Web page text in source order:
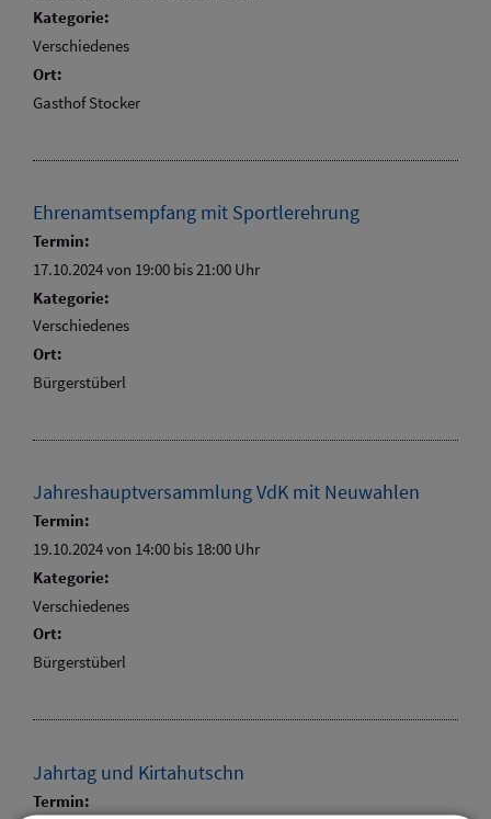
Kategorie:
Verschiedenes
Ort:
Gasthof Stocker
Ehrenamtsempfang mit Sportlerehrung
Termin:
17.10.2024 von 19:00 bis 21:00 Uhr
Kategorie:
Verschiedenes
Ort:
Bürgerstüberl
Jahreshauptversammlung VdK mit Neuwahlen
Termin:
19.10.2024 von 14:00 bis 18:00 Uhr
Kategorie:
Verschiedenes
Ort:
Bürgerstüberl
Jahrtag und Kirtahutschn
Termin: